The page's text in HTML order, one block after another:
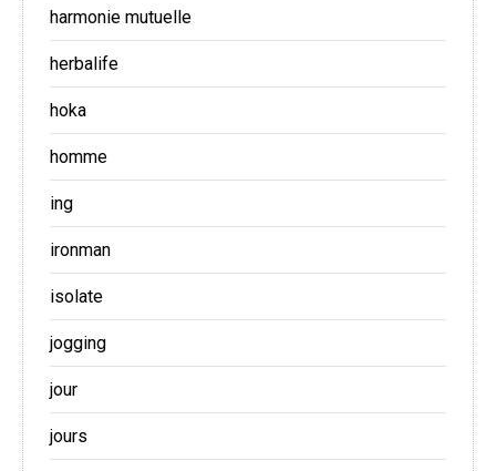
harmonie mutuelle
herbalife
hoka
homme
ing
ironman
isolate
jogging
jour
jours